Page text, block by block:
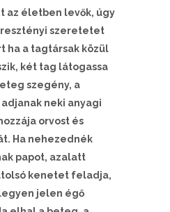
az életben levők, úgy
szeretetet
ha a tagtársak közül
két tag látogassa
szegény, a
neki anyagi
orvost és
Ha nehezednék
papot, azalatt
kenetet feladja,
jelen égő